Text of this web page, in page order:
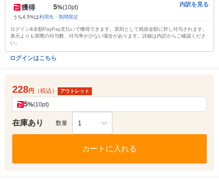
獲得 5%(10pt)
うち4.5%は利用先・期間限定
内訳を見る
ログイン&全額PayPay支払いで獲得できます。原則として税抜金額に対し付与されます。
表示よりも実際の付与数、付与率が少ない場合があります。詳細は内訳からご確認くださ
い。
ログインはこちら
228円 （税込） アウトレット
5%(10pt)
在庫あり 数量 1
カートに入れる